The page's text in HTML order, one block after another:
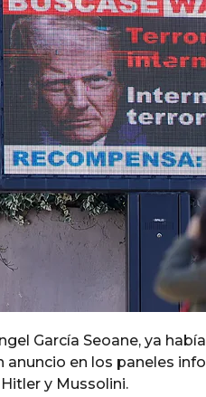
García Seoane, ya
anuncio en los paneles
y Mussolini.